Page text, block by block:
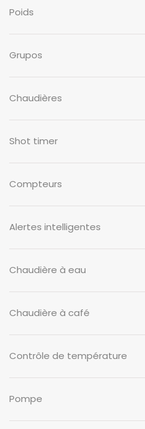
Poids
Grupos
Chaudières
Shot timer
Compteurs
Alertes intelligentes
Chaudière à eau
Chaudière à café
Contrôle de température
Pompe